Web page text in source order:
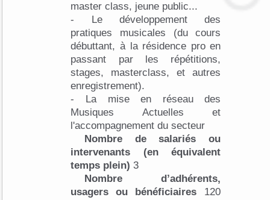
master class, jeune public...
- Le développement des
pratiques musicales (du cours
débuttant, à la résidence pro en
passant par les répétitions,
stages, masterclass, et autres
enregistrement).
- La mise en réseau des
Musiques Actuelles et
l'accompagnement du secteur
Nombre de salariés ou
intervenants (en équivalent
temps plein) 3
Nombre d’adhérents,
usagers ou bénéficiaires 120